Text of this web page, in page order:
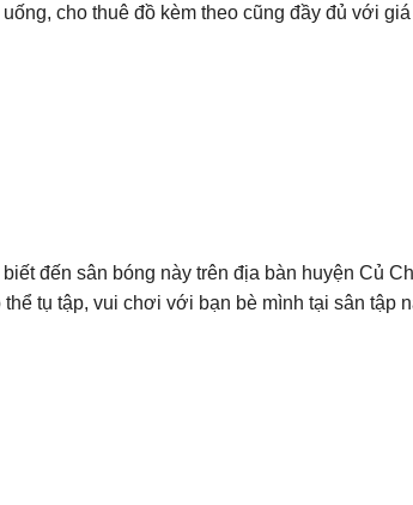
cho thuê đồ kèm theo cũng đầy đủ với giá
đến sân bóng này trên địa bàn huyện Củ
tụ tập, vui chơi với bạn bè mình tại sân tập